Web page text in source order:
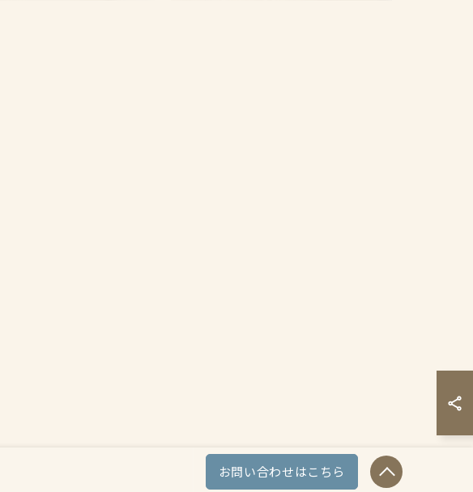
お問い合わせはこちら